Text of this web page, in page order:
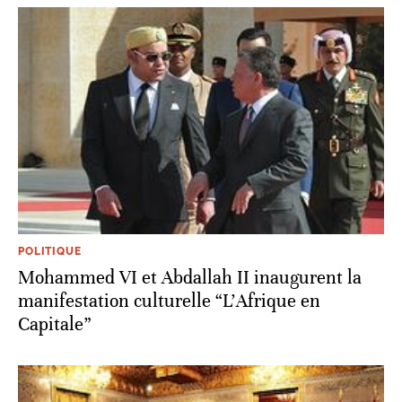
POLITIQUE
Mohammed VI et Abdallah II inaugurent la
manifestation culturelle “L’Afrique en
Capitale”